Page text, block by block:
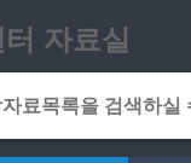
자료실